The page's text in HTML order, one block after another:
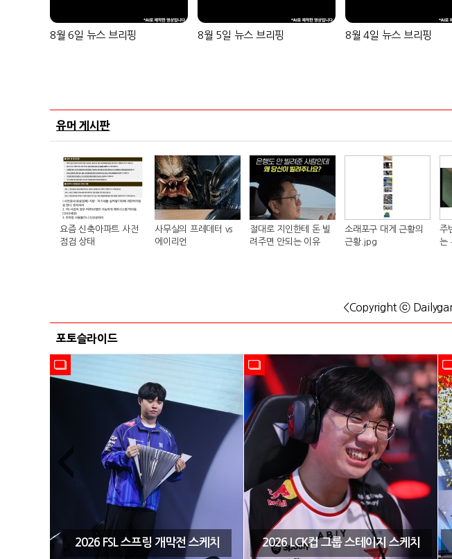
8월 6일 뉴스 브리핑 8월 5일 뉴스 브리핑 8월 4일 뉴스 브리핑
유머 게시판
요즘 신축아파트 사전
점검 상태
사무실의 프레데터 vs
에이리언
절대로 지인한테 돈 빌
려주면 안되는 이유
소래포구 대게 근황의
근황.jpg
주
는
<Copyright ⓒ
포토슬라이드
2026 FSL 스프링 개막전 스케치
2026 LCK컵 그룹 스테이지 스케치